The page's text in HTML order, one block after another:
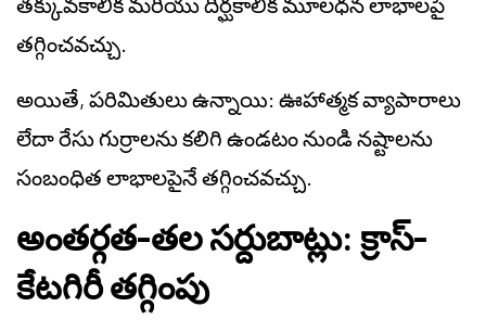
తగ్గించవచ్చు.
అయితే, పరిమితులు ఉన్నాయి: ఊహాత్మక వ్యాపారాలు
లేదా రేసు గుర్రాలను కలిగి ఉండటం నుండి నష్టాలను
సంబంధిత లాభాలపైనే తగ్గించవచ్చు.
అంతర్గత-తల సర్దుబాట్లు: క్రాస్-
కేటగిరీ తగ్గింపు